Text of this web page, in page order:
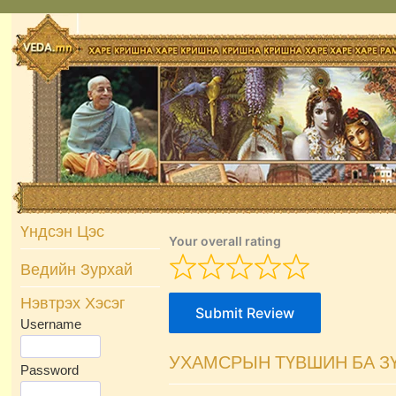
Skip
content
Үндсэн Цэс
Ведийн Зурхай
Нэвтрэх Хэсэг
Username
Password
Your overall rating
Submit Review
УХАМСРЫН ТҮВШИН БА